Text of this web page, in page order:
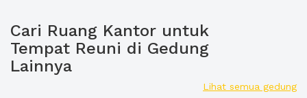
Cari Ruang Kantor untuk
Tempat Reuni di Gedung
Lainnya
Lihat semua gedung